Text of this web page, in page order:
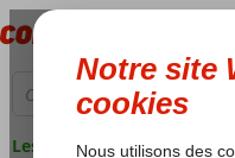
Les garanties de vacances